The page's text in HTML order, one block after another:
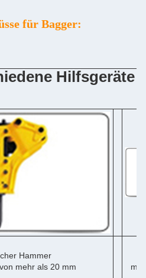
für Bagger:
Hilfsgeräte
Hammer
mehr als 20 mm
mit